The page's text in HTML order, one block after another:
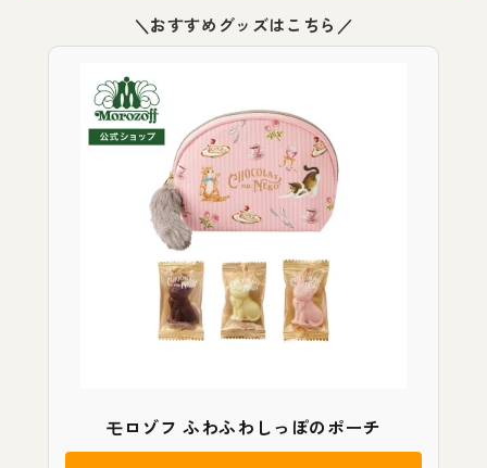
＼おすすめグッズはこちら／
モロゾフ ふわふわしっぽのポーチ